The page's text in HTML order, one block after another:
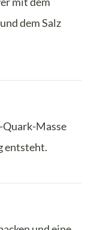
dem Salz
Masse
entsteht.